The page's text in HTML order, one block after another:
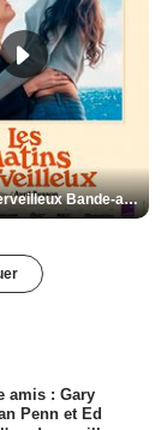
Les Matins merveilleux Bande-annonce VF
amis : Gary
Penn et Ed